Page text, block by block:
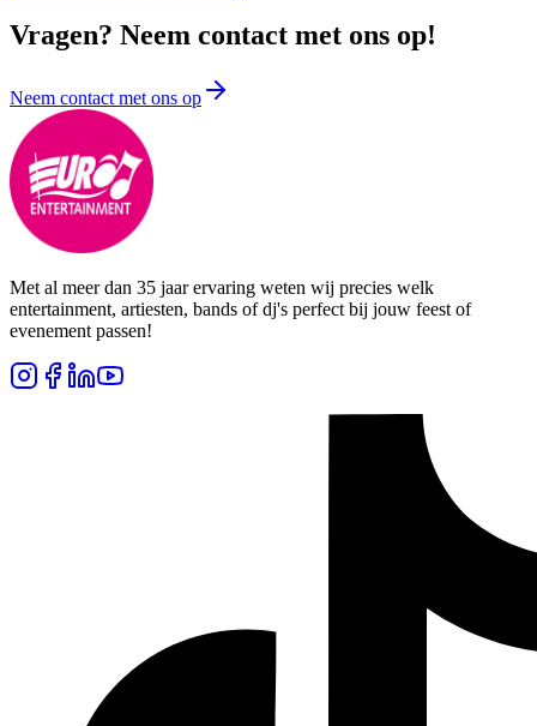
Vragen? Neem contact met ons op!
Neem contact met ons op
Met al meer dan 35 jaar ervaring weten wij precies welk
entertainment, artiesten, bands of dj's perfect bij jouw feest of
evenement passen!